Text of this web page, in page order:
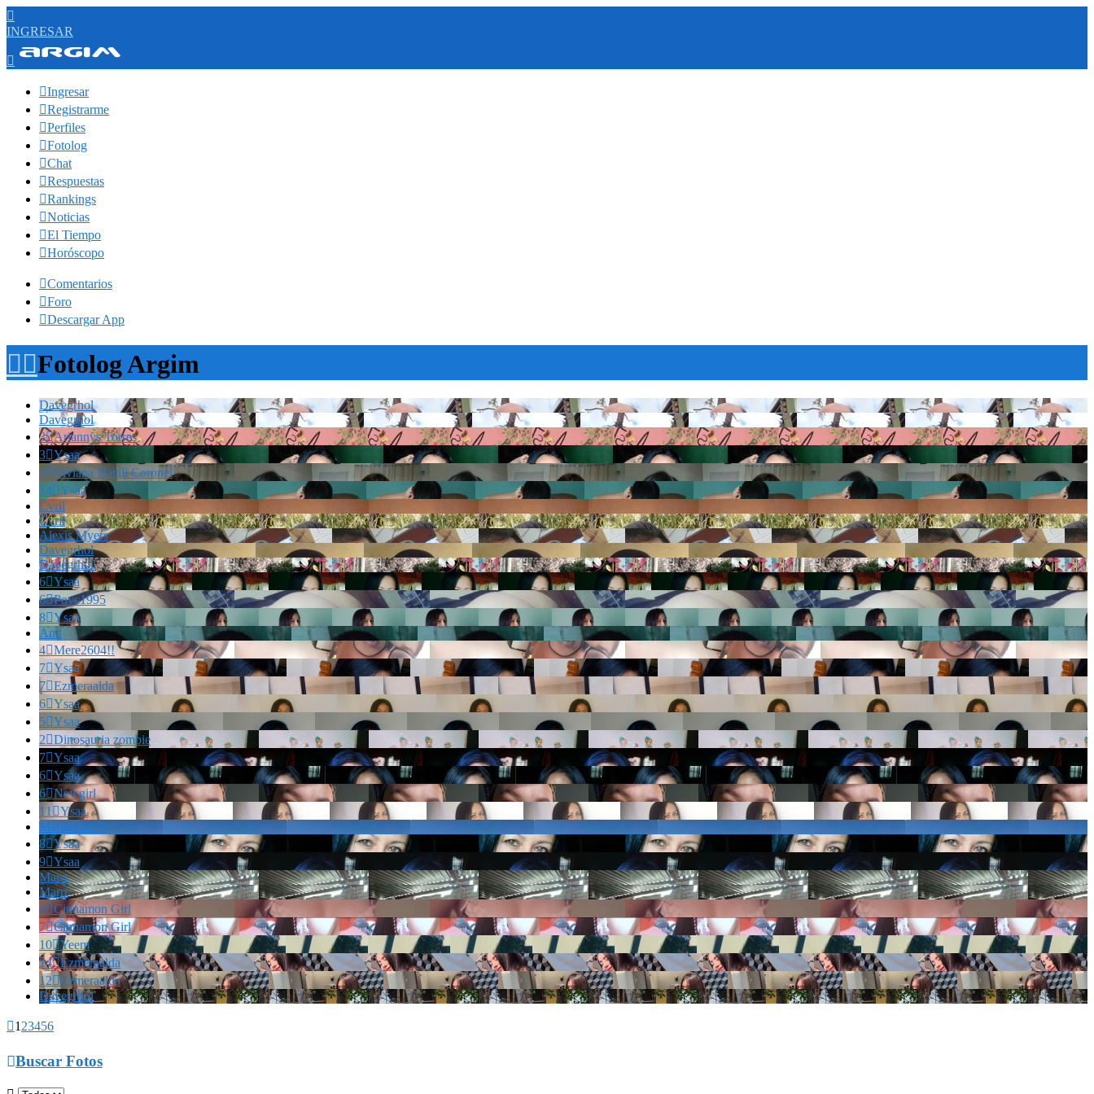

INGRESAR

Ingresar
Registrarme
Perfiles
Fotolog
Chat
Respuestas
Rankings
Noticias
El Tiempo
Horóscopo
Comentarios
Foro
Descargar App
Fotolog Argim
Davegrhol
Davegrhol
3Ariannys Torres
3Ysaa
2Viviana Natali Coronel
14Ysaa
Cvril
Cvril
Alexis Myers
Davegrhol
Davegrhol
6Ysaa
6Povc1995
8Ysaa
And
4Mere2604!!
7Ysaa
7Ezmeraalda
6Ysaa
5Ysaa
2Dinosauria zombie
7Ysaa
6Ysaa
6Newgirl
11 Ysaa
Marianella!!!
8Ysaa
9Ysaa
Marrr
Marrr
6Cinnamon Girl
7Cinnamon Girl
10Yeem
14Ezmeraalda
12Ezmeraalda
Davegrhol
1 23456
Buscar Fotos